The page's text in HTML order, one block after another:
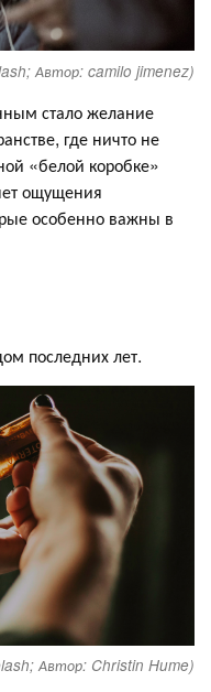
Автор: camilo jimenez)
стало желание
где ничто не
«белой коробке»
ощущения
особенно важны в
последних лет.
Автор: Christin Hume)